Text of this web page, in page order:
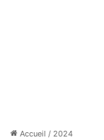
Accueil / 2024